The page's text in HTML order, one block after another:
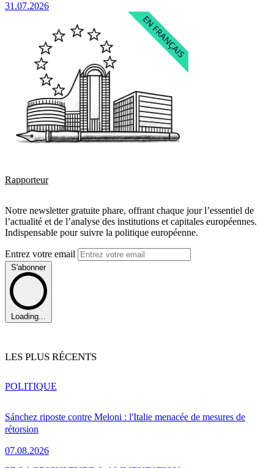
31.07.2026
Rapporteur
Notre newsletter gratuite phare, offrant chaque jour l’essentiel de
l’actualité et de l’analyse des institutions et capitales européennes.
Indispensable pour suivre la politique européenne.
Entrez votre email
S'abonner
Loading...
LES PLUS RÉCENTS
Sánchez riposte contre Meloni : l'Italie menacée de mesures de
rétorsion
07.08.2026
POLITIQUE